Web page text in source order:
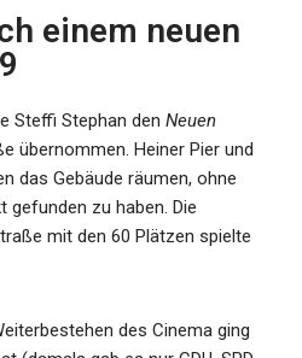
einem neuen
Steffi Stephan den Neuen
übernommen. Heiner Pier und
das Gebäude räumen, ohne
gefunden zu haben. Die
mit den 60 Plätzen spielte
des Cinema ging